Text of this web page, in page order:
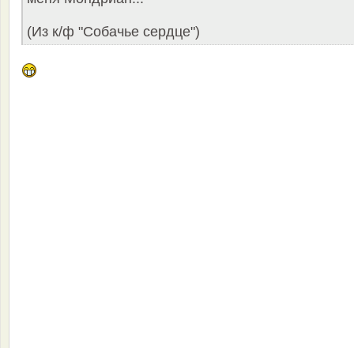
(Из к/ф "Собачье сердце")